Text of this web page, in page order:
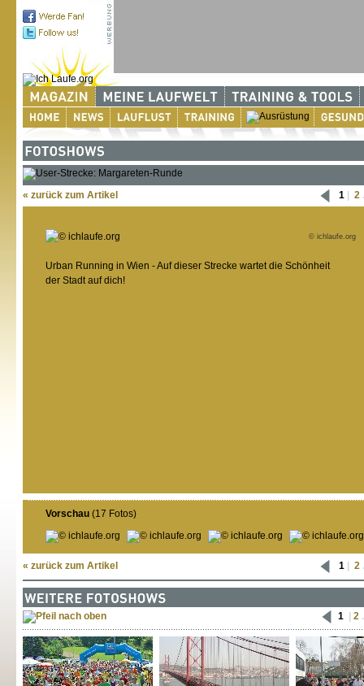
« zurück zum Artikel 1 2
© ichlaufe.org
Urban Running in Wien - Auf dieser Strecke wartet die Schönheit
der Stadt auf dich!
Vorschau (17 Fotos)
« zurück zum Artikel 1 2
1| 2